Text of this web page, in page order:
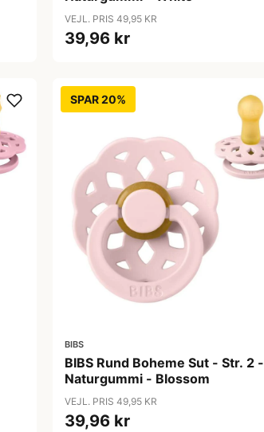
VEJL. PRIS 49,95 KR
39,96 kr
SPAR 20%
BIBS
BIBS Rund Boheme Sut - Str. 2 -
Naturgummi - Blossom
VEJL. PRIS 49,95 KR
39,96 kr